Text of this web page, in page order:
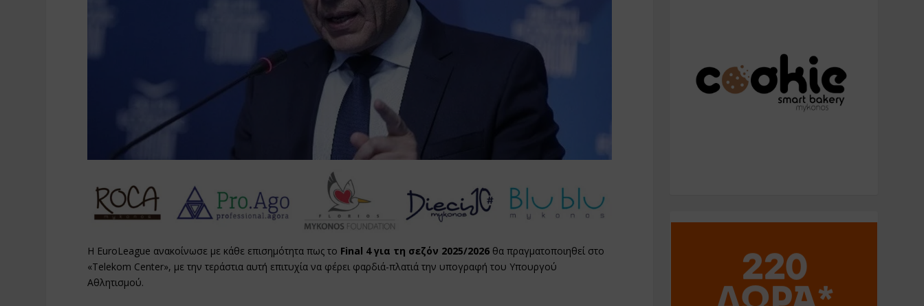
Η EuroLeague ανακοίνωσε με κάθε επισημότητα πως το Final 4 για τη σεζόν 2025/2026 θα πραγματοποιηθεί στο
«Telekom Center», με την τεράστια αυτή επιτυχία να φέρει φαρδιά-πλατιά την υπογραφή του Υπουργού
Αθλητισμού.